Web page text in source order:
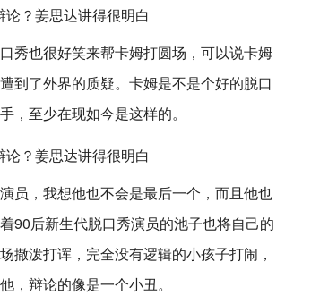
秀也很好笑来帮卡姆打圆场，可以说卡姆
到了外界的质疑。卡姆是不是个好的脱口
，至少在现如今是这样的。
员，我想他也不会是最后一个，而且他也
90后新生代脱口秀演员的池子也将自己的
撒泼打诨，完全没有逻辑的小孩子打闹，
，辩论的像是一个小丑。